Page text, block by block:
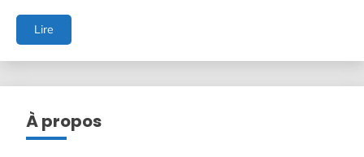
Lire
9001
&
écarts
À propos